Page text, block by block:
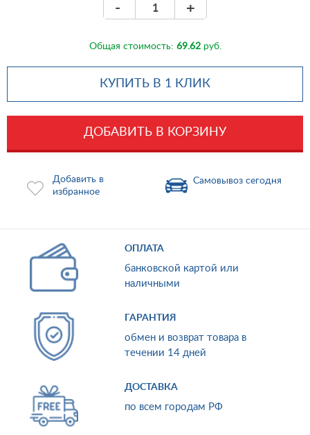
- +
Общая стоимость: 69.62руб.
КУПИТЬ В 1 КЛИК
ДОБАВИТЬ В КОРЗИНУ
Добавить в
избранное
Самовывоз сегодня
ОПЛАТА
банковской картой или
наличными
ГАРАНТИЯ
обмен и возврат товара в
течении 14 дней
ДОСТАВКА
по всем городам РФ